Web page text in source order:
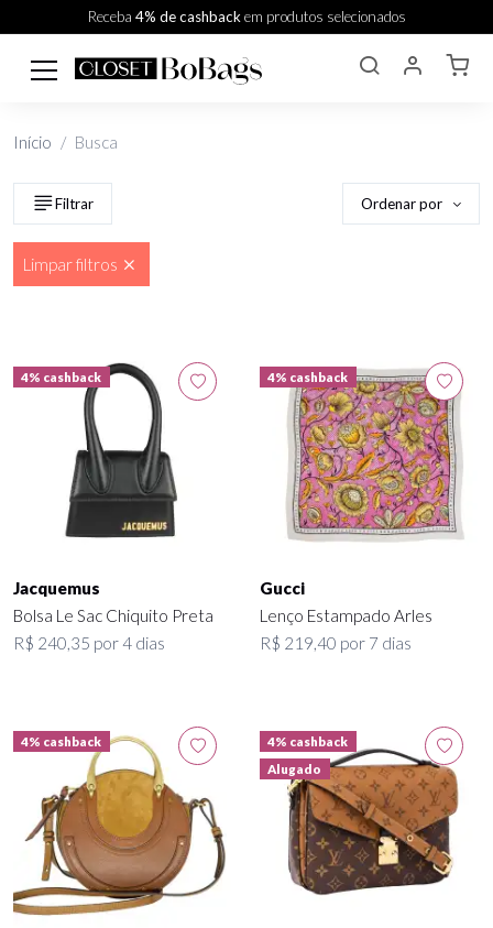
Receba 4% de cashbackem produtos selecionados
Início Busca
Filtrar Ordenar por
Limpar filtros
4% cashback
Jacquemus
Bolsa Le Sac Chiquito Preta
R$ 240,35 por 4 dias
4% cashback
Gucci
Lenço Estampado Arles
R$ 219,40 por 7 dias
4% cashback
4% cashback
Alugado